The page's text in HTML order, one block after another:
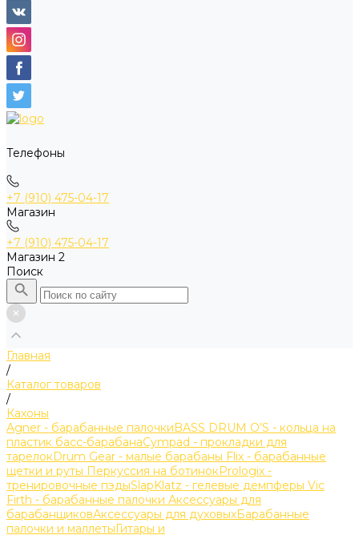
Телефоны
+7 (910) 475-04-17
Магазин
+7 (910) 475-04-17
Магазин 2
Поиск
Главная
/
Каталог товаров
/
Кахоны
Agner - барабанные палочкиBASS DRUM O’S - кольца на
пластик басс-барабанаCympad - прокладки для
тарелокDrum Gear - малые барабаны Flix - барабанные
щетки и руты Перкуссия на ботинокPrologix -
тренировочные пэдыSlapKlatz - гелевые демпферы Vic
Firth - барабанные палочки Аксессуары для
барабанщиковАксессуары для духовыхБарабанные
палочки и маллетыГитары и